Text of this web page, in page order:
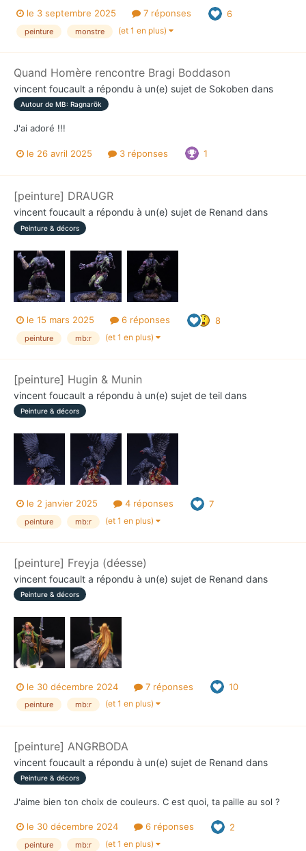
le 3 septembre 2025 7 réponses 6
peinture monstre (et 1 en plus)
Quand Homère rencontre Bragi Boddason
vincent foucault a répondu à un(e) sujet de Sokoben dans
Autour de MB: Ragnarök
J'ai adoré !!!
le 26 avril 2025 3 réponses 1
[peinture] DRAUGR
vincent foucault a répondu à un(e) sujet de Renand dans
Peinture & décors
le 15 mars 2025 6 réponses 8
peinture mb:r (et 1 en plus)
[peinture] Hugin & Munin
vincent foucault a répondu à un(e) sujet de teil dans
Peinture & décors
le 2 janvier 2025 4 réponses 7
peinture mb:r (et 1 en plus)
[peinture] Freyja (déesse)
vincent foucault a répondu à un(e) sujet de Renand dans
Peinture & décors
le 30 décembre 2024 7 réponses 10
peinture mb:r (et 1 en plus)
[peinture] ANGRBODA
vincent foucault a répondu à un(e) sujet de Renand dans
Peinture & décors
J'aime bien ton choix de couleurs. C est quoi, ta paille au sol ?
le 30 décembre 2024 6 réponses 2
peinture mb:r (et 1 en plus)